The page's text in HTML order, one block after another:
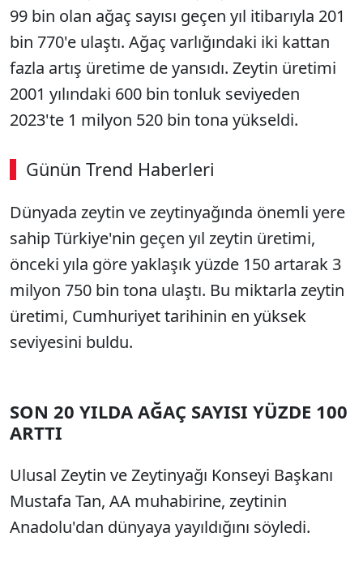
99 bin olan ağaç sayısı geçen yıl itibarıyla 201
bin 770'e ulaştı. Ağaç varlığındaki iki kattan
fazla artış üretime de yansıdı. Zeytin üretimi
2001 yılındaki 600 bin tonluk seviyeden
2023'te 1 milyon 520 bin tona yükseldi.
Günün Trend Haberleri
Dünyada zeytin ve zeytinyağında önemli yere
sahip Türkiye'nin geçen yıl zeytin üretimi,
önceki yıla göre yaklaşık yüzde 150 artarak 3
milyon 750 bin tona ulaştı. Bu miktarla zeytin
üretimi, Cumhuriyet tarihinin en yüksek
seviyesini buldu.
SON 20 YILDA AĞAÇ SAYISI YÜZDE 100
ARTTI
Ulusal Zeytin ve Zeytinyağı Konseyi Başkanı
Mustafa Tan, AA muhabirine, zeytinin
Anadolu'dan dünyaya yayıldığını söyledi.